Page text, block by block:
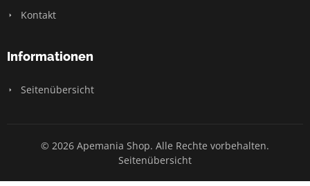
Kontakt
Informationen
Seitenübersicht
© 2026 Apemania Shop. Alle Rechte vorbehalten.
Seitenübersicht